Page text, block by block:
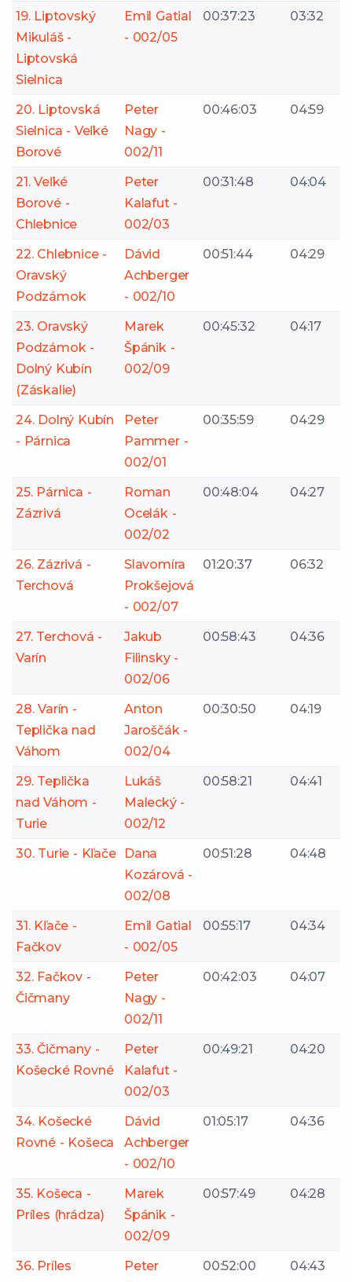
19. Liptovský
Mikuláš -
Liptovská
Sielnica
Emil Gatial
- 002/05
00:37:23 03:32
20. Liptovská
Sielnica - Veľké
Borové
Peter
Nagy -
002/11
00:46:03 04:59
21. Veľké
Borové -
Chlebnice
Peter
Kalafut -
002/03
00:31:48 04:04
22. Chlebnice -
Oravský
Podzámok
Dávid
Achberger
- 002/10
00:51:44 04:29
23. Oravský
Podzámok -
Dolný Kubín
(Záskalie)
Marek
Špánik -
002/09
00:45:32 04:17
24. Dolný Kubín
- Párnica
Peter
Pammer -
002/01
00:35:59 04:29
25. Párnica -
Zázrivá
Roman
Ocelák -
002/02
00:48:04 04:27
26. Zázrivá -
Terchová
Slavomíra
Prokšejová
- 002/07
01:20:37 06:32
27. Terchová -
Varín
Jakub
Filinsky -
002/06
00:58:43 04:36
28. Varín -
Teplička nad
Váhom
Anton
Jaroščák -
002/04
00:30:50 04:19
29. Teplička
nad Váhom -
Turie
Lukáš
Malecký -
002/12
00:58:21 04:41
30. Turie - Kľače
Dana
Kozárová -
002/08
00:51:28 04:48
31. Kľače -
Fačkov
Emil Gatial
- 002/05
00:55:17 04:34
32. Fačkov -
Čičmany
Peter
Nagy -
002/11
00:42:03 04:07
33. Čičmany -
Košecké Rovné
Peter
Kalafut -
002/03
00:49:21 04:20
34. Košecké
Rovné - Košeca
Dávid
Achberger
- 002/10
01:05:17 04:36
35. Košeca -
Príles (hrádza)
Marek
Špánik -
002/09
00:57:49 04:28
36. Príles
Peter
00:52:00 04:43